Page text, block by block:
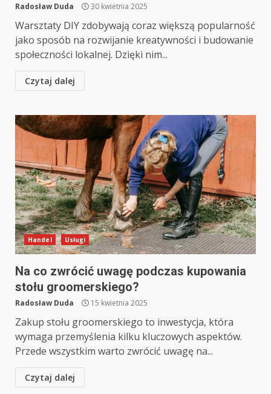
Radosław Duda 30 kwietnia 2025
Warsztaty DIY zdobywają coraz większą popularność
jako sposób na rozwijanie kreatywności i budowanie
społeczności lokalnej. Dzięki nim...
Czytaj dalej
Handel Usługi
Na co zwrócić uwagę podczas kupowania
stołu groomerskiego?
Radosław Duda 15 kwietnia 2025
Zakup stołu groomerskiego to inwestycja, która
wymaga przemyślenia kilku kluczowych aspektów.
Przede wszystkim warto zwrócić uwagę na...
Czytaj dalej